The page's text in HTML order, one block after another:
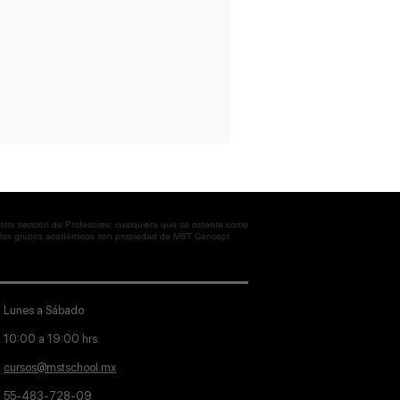
sección de Profesores; cualquiera que se ostente como
grupos académicos son propiedad de MST Concept
Lunes a Sábado
10:00 a 19:00 hrs.
cursos@mstschool.mx
55-483-728-09